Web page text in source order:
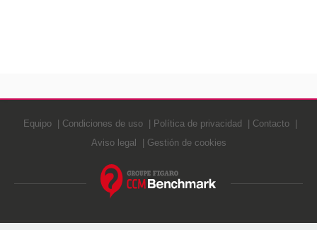
Equipo Condiciones de uso Política de privacidad
Contacto
Aviso legal
Gestión de cookies